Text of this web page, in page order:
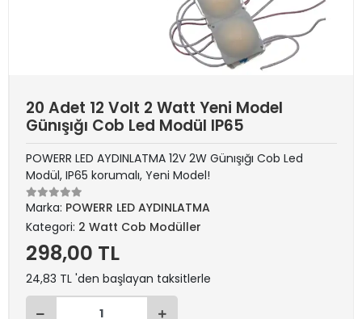
20 Adet 12 Volt 2 Watt Yeni Model
Günışığı Cob Led Modül IP65
POWERR LED AYDINLATMA 12V 2W Günışığı Cob Led
Modül, IP65 korumalı, Yeni Model!
Marka: POWERR LED AYDINLATMA
Kategori: 2 Watt Cob Modüller
298,00 TL
24,83 TL 'den başlayan taksitlerle